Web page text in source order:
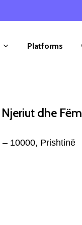
Platforms
dhe
10000, Prishtinë